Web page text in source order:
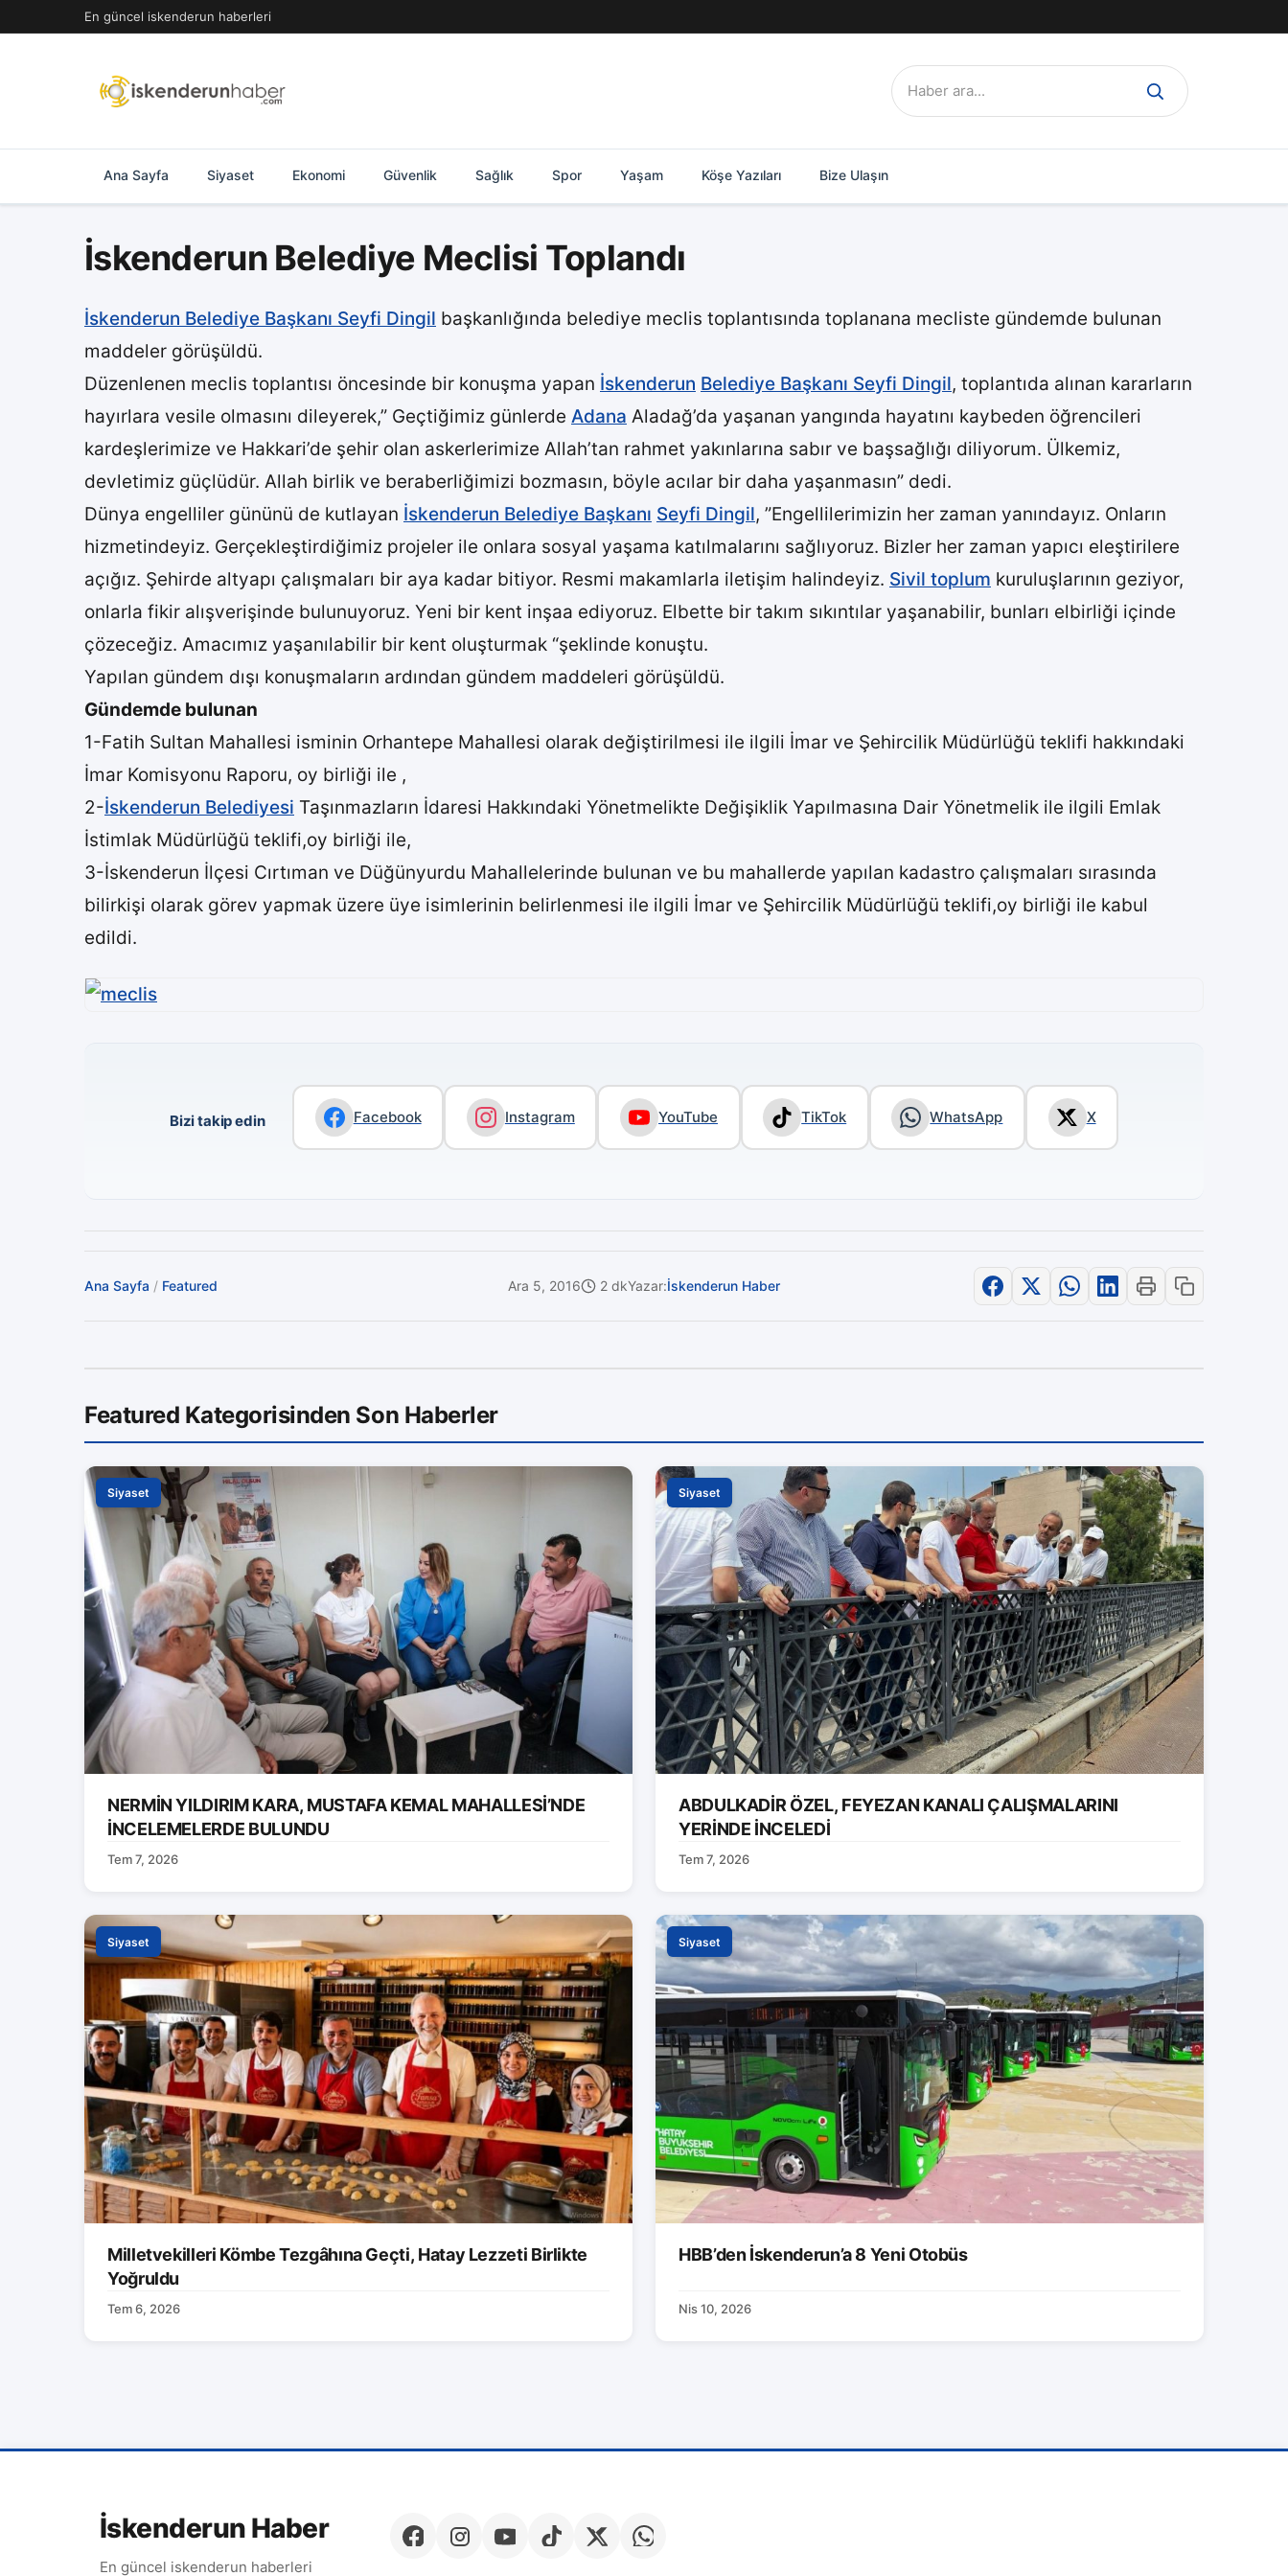
geç
En güncel iskenderun haberleri
Ara:
Ana Sayfa Siyaset Ekonomi Güvenlik Sağlık Spor Yaşam Köşe Yazıları Bize Ulaşın
İskenderun Belediye Meclisi Toplandı
İskenderun Belediye Başkanı Seyfi Dingil başkanlığında belediye meclis toplantısında toplanana mecliste gündemde bulunan
maddeler görüşüldü.
Düzenlenen meclis toplantısı öncesinde bir konuşma yapan İskenderun Belediye Başkanı Seyfi Dingil, toplantıda alınan kararların
hayırlara vesile olmasını dileyerek,” Geçtiğimiz günlerde Adana Aladağ’da yaşanan yangında hayatını kaybeden öğrencileri
kardeşlerimize ve Hakkari’de şehir olan askerlerimize Allah’tan rahmet yakınlarına sabır ve başsağlığı diliyorum. Ülkemiz,
devletimiz güçlüdür. Allah birlik ve beraberliğimizi bozmasın, böyle acılar bir daha yaşanmasın” dedi.
Dünya engelliler gününü de kutlayan İskenderun Belediye Başkanı Seyfi Dingil, ”Engellilerimizin her zaman yanındayız. Onların
hizmetindeyiz. Gerçekleştirdiğimiz projeler ile onlara sosyal yaşama katılmalarını sağlıyoruz. Bizler her zaman yapıcı eleştirilere
açığız. Şehirde altyapı çalışmaları bir aya kadar bitiyor. Resmi makamlarla iletişim halindeyiz. Sivil toplum kuruluşlarının geziyor,
onlarla fikir alışverişinde bulunuyoruz. Yeni bir kent inşaa ediyoruz. Elbette bir takım sıkıntılar yaşanabilir, bunları elbirliği içinde
çözeceğiz. Amacımız yaşanılabilir bir kent oluşturmak “şeklinde konuştu.
Yapılan gündem dışı konuşmaların ardından gündem maddeleri görüşüldü.
Gündemde bulunan
1-Fatih Sultan Mahallesi isminin Orhantepe Mahallesi olarak değiştirilmesi ile ilgili İmar ve Şehircilik Müdürlüğü teklifi hakkındaki
İmar Komisyonu Raporu, oy birliği ile ,
2-İskenderun Belediyesi Taşınmazların İdaresi Hakkındaki Yönetmelikte Değişiklik Yapılmasına Dair Yönetmelik ile ilgili Emlak
İstimlak Müdürlüğü teklifi,oy birliği ile,
3-İskenderun İlçesi Cırtıman ve Düğünyurdu Mahallelerinde bulunan ve bu mahallerde yapılan kadastro çalışmaları sırasında
bilirkişi olarak görev yapmak üzere üye isimlerinin belirlenmesi ile ilgili İmar ve Şehircilik Müdürlüğü teklifi,oy birliği ile kabul
edildi.
Bizi takip edin Facebook Instagram YouTube TikTok WhatsApp X
Ana Sayfa / Featured Ara 5, 2016 2 dkYazar:İskenderun Haber
Featured Kategorisinden Son Haberler
Siyaset
NERMİN YILDIRIM KARA, MUSTAFA KEMAL MAHALLESİ’NDE
İNCELEMELERDE BULUNDU
Tem 7, 2026
Siyaset
ABDULKADİR ÖZEL, FEYEZAN KANALI ÇALIŞMALARINI
YERİNDE İNCELEDİ
Tem 7, 2026
Siyaset
Milletvekilleri Kömbe Tezgâhına Geçti, Hatay Lezzeti Birlikte
Yoğruldu
Tem 6, 2026
Siyaset
HBB’den İskenderun’a 8 Yeni Otobüs
Nis 10, 2026
İskenderun Haber
En güncel iskenderun haberleri